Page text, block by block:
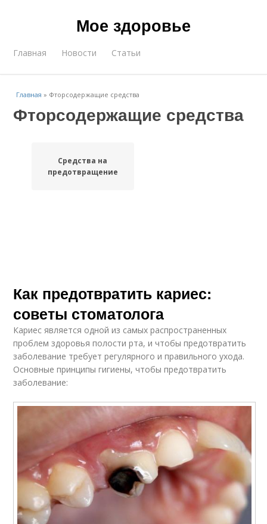
Мое здоровье
Главная Новости Статьи
Главная » Фторсодержащие средства
Фторсодержащие средства
Средства на
предотвращение
Как предотвратить кариес:
советы стоматолога
Кариес является одной из самых распространенных
проблем здоровья полости рта, и чтобы предотвратить
заболевание требует регулярного и правильного ухода.
Основные принципы гигиены, чтобы предотвратить
заболевание: